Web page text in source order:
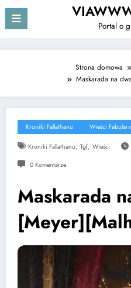
treści
Portal o
Strona domowa
Maskarada na
Kroniki Fallathanu Wieści
Kroniki Fallathanu, Tgf, Wieści
0 Komentarze
Maskarada